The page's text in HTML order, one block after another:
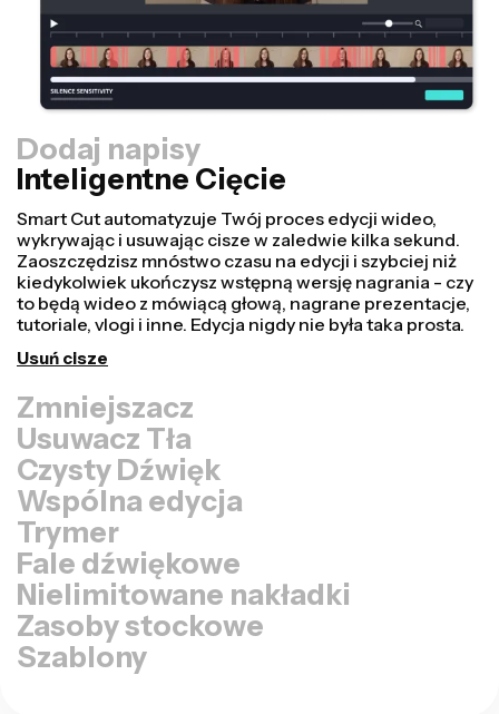
Dodaj napisy
Inteligentne Cięcie
Zmniejszacz
Przekształcaj filmy szybciej i sprawiaj, że wyglądają
bardziej profesjonalnie dzięki naszej funkcji Resize
Canvas! Wystarczy kilka kliknięć, aby wziąć jeden film i
dostosować go do odpowiedniego rozmiaru na każdej
innej platformie, czy to dla TikTok, YouTube, Instagram,
Twitter, Linkedin, czy gdziekolwiek indziej.
Usuwacz Tła
Czysty Dźwięk
Wspólna edycja
Trymer
Fale dźwiękowe
Nielimitowane nakładki
Zasoby stockowe
Szablony